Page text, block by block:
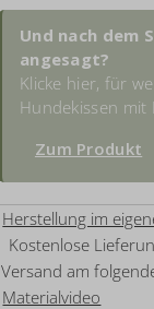
Und nach dem
angesagt?
Klicke hier, für
Hundekissen mit
Zum Produkt
Herstellung im
Kostenlose
Versand am
Materialvideo